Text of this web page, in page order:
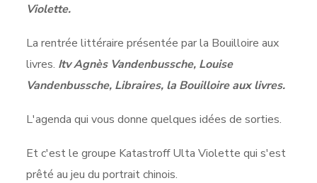
Violette.
La rentrée littéraire présentée par la Bouilloire aux
livres. Itv Agnès Vandenbussche, Louise
Vandenbussche, Libraires, la Bouilloire aux livres.
L'agenda qui vous donne quelques idées de sorties.
Et c'est le groupe Katastroff Ulta Violette qui s'est
prêté au jeu du portrait chinois.